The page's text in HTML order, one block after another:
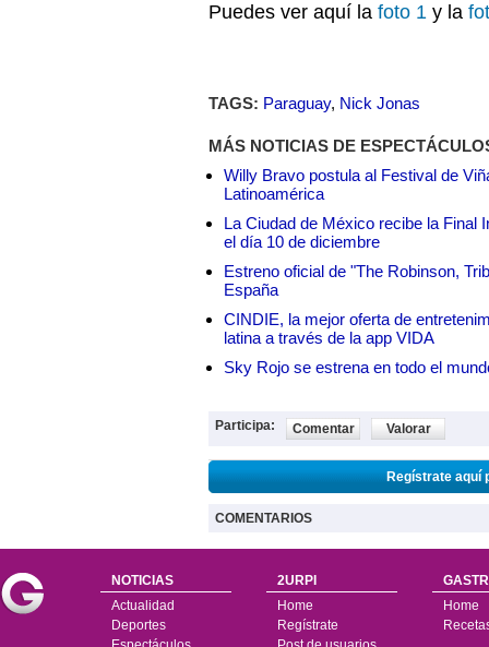
Puedes ver aquí la foto 1 y la
TAGS: Paraguay, Nick Jonas
MÁS NOTICIAS DE
Willy Bravo postula al Festival de
Latinoamérica
La Ciudad de México recibe la Final
el día 10 de diciembre
Estreno oficial de "The Robinson,
España
CINDIE, la mejor oferta de
latina a través de la app VIDA
Sky Rojo se estrena en todo el
Participa: Comentar Valorar
Regístrate aquí
COMENTARIOS
NOTICIAS
Actualidad
Deportes
2URPI
Home
Regístrate
Home